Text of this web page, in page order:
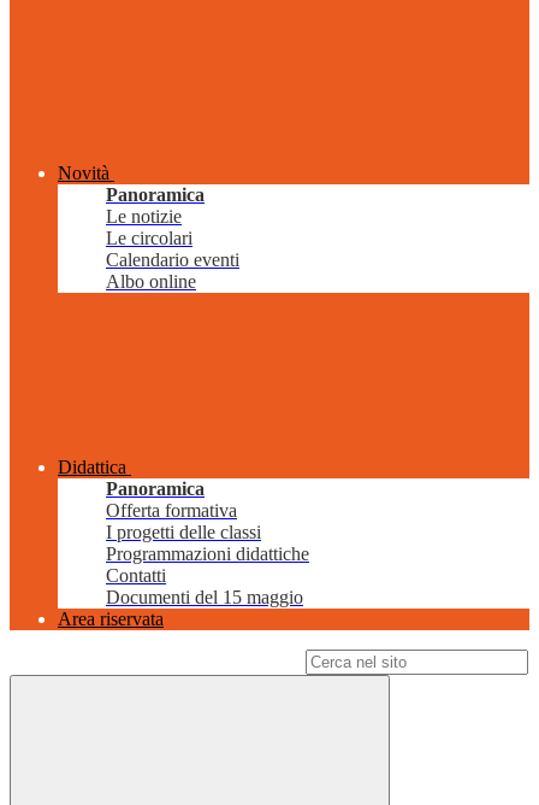
Novità
Panoramica
Le notizie
Le circolari
Calendario eventi
Albo online
Didattica
Panoramica
Offerta formativa
I progetti delle classi
Programmazioni didattiche
Contatti
Documenti del 15 maggio
Area riservata